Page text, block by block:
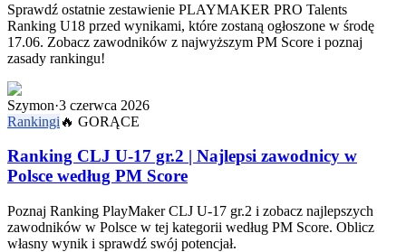
Sprawdź ostatnie zestawienie PLAYMAKER PRO Talents
Ranking U18 przed wynikami, które zostaną ogłoszone w środę
17.06. Zobacz zawodników z najwyższym PM Score i poznaj
zasady rankingu!
Szymon·3 czerwca 2026
Rankingi 🔥 GORĄCE
Ranking CLJ U-17 gr.2 | Najlepsi zawodnicy w
Polsce według PM Score
Poznaj Ranking PlayMaker CLJ U-17 gr.2 i zobacz najlepszych
zawodników w Polsce w tej kategorii według PM Score. Oblicz
własny wynik i sprawdź swój potencjał.